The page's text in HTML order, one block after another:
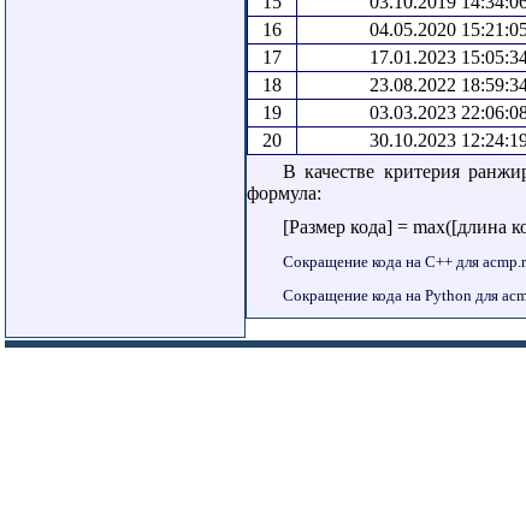
16
04.05.2020
17
17.01.2023
18
23.08.2022
19
03.03.2023
20
30.10.2023
В качестве критерия
формула:
[Размер кода] = max([длина
Сокращение кода на C++ для
Сокращение кода на Python для